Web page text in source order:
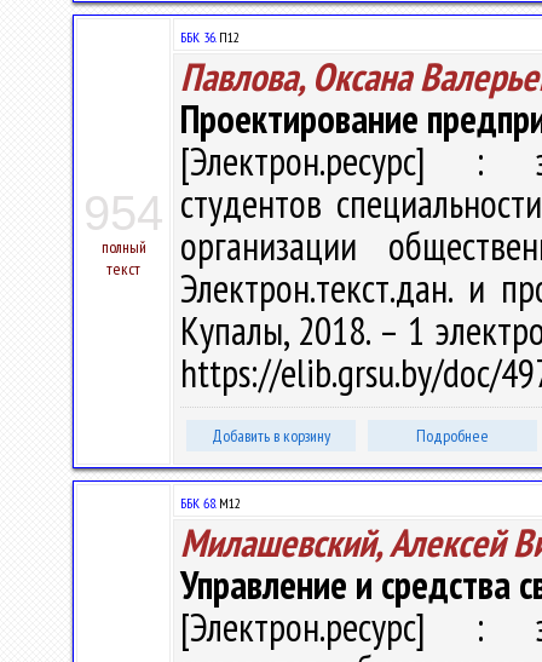
954
полный
текст
ББК 36.П12
Павлова, Оксана
Проектирование
[Электрон.ресурс] :
студентов
организации
Электрон.текст.дан. и
Купалы, 2018. – 1
https://elib.grsu.by/doc/
Добавить в корзину Подробнее
ББК 68.М12
Милашевский, Алексей
Управление и средства
[Электрон.ресурс] :